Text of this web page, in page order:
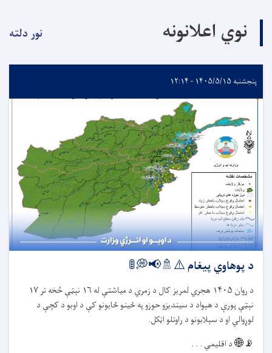
نوي اعلانونه نور دلته
پنجشنبه ۱۴۰۵/۵/۱۵ - ۱۲:۱۴
د پوهاوي پیغام ⚠️🚿📢💭🚦
د روان ۱۴۰۵ هجري لمریز کال د زمري د میاشتې له ۱۶ نېټې څخه تر۱۷
نېټې پورې د هېواد د سیندیزو حوزو په ځينو ځایونو کې د اوبو د کچې د
لوړوالي او د سېلابونو د راوتلو اټکل.
📡🌐د اقلیمي . . .